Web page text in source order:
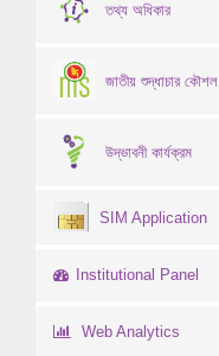
তথ্য অধিকার
জাতীয় শুদ্ধাচার কৌশল
উদ্ভাবনী কার্যক্রম
SIM Application
Institutional Panel
Web Analytics